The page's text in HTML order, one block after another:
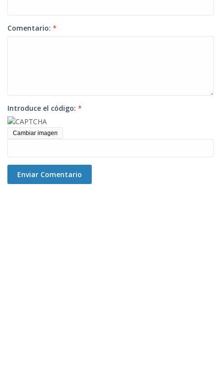
Comentario: *
Introduce el código: *
Cambiar imagen
Enviar Comentario